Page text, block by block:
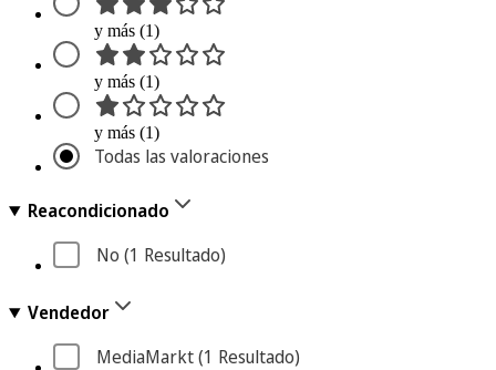
y más (1)
y más (1)
y más (1)
Todas las valoraciones
Reacondicionado
No (1 Resultado)
Vendedor
MediaMarkt (1 Resultado)